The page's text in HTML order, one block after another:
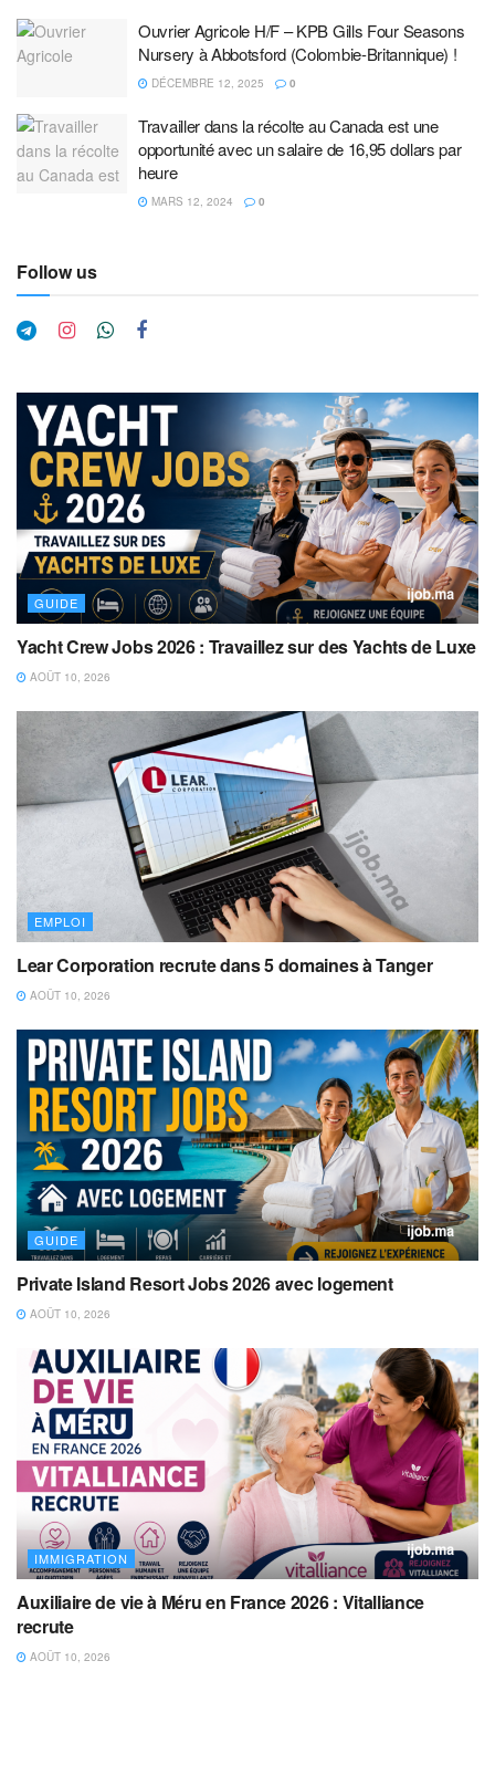
Ouvrier Agricole H/F – KPB Gills Four Seasons
Nursery à Abbotsford (Colombie-Britannique) !
DÉCEMBRE 12, 2025 0
Travailler dans la récolte au Canada est une
opportunité avec un salaire de 16,95 dollars par
heure
MARS 12, 2024 0
Follow us
GUIDE
Yacht Crew Jobs 2026 : Travaillez sur des Yachts de Luxe
AOÛT 10, 2026
EMPLOI
Lear Corporation recrute dans 5 domaines à Tanger
AOÛT 10, 2026
GUIDE
Private Island Resort Jobs 2026 avec logement
AOÛT 10, 2026
IMMIGRATION
Auxiliaire de vie à Méru en France 2026 : Vitalliance
recrute
AOÛT 10, 2026